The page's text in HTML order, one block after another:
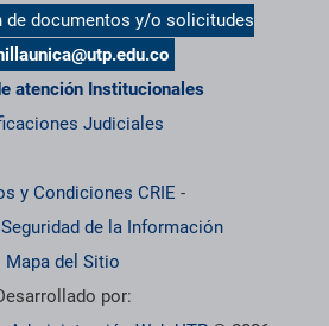
de documentos y/o solicitudes
atención Institucionales
Judiciales
y Condiciones CRIE -
de la Información
Mapa del Sitio
por: